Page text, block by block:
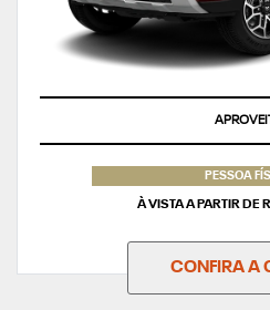
PESSOA
À VISTA A PARTIR
CONFIRA A